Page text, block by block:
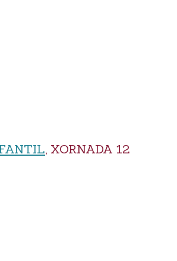
, XORNADA 12